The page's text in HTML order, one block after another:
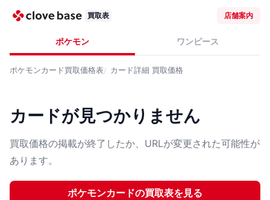
買取表 店舗案内
ポケモン ワンピース
ポケモンカード買取価格表 カード詳細 買取価格
カードが見つかりません
買取価格の掲載が終了したか、URLが変更された可能性が
あります。
ポケモンカードの買取表を見る